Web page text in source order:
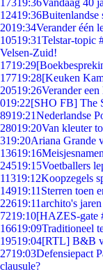
17319:36Vandaag 40
12419:36Buitenlandse
2019:34Verander één
10519:31Telstar-topic
Velsen-Zuid!
1719:29
17719:28[Keuken
20519:26Verander
019:22[SHO FB] The
8919:21Nederlandse
28019:20Van kleuter
319:20Ariana Grande
13619:16
24519:15Voetballers
11319:12Koopzegels
14919:11 Sterren toen
22619:11archito's
7219:10[HAZES-gate
16619:09Traditioneel
19519:04[RTL] B&B
2719:03Defensiepact
clausule?